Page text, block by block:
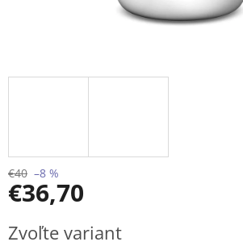
€40 –8 %
€36,70
cena:
Zvoľte variant